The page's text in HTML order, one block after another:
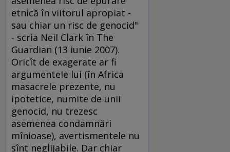
etnică în viitorul apropiat -
sau chiar un risc de genocid"
- scria Neil Clark în The
Guardian (13 iunie 2007).
Oricît de exagerate ar fi
argumentele lui (în Africa
masacrele prezente, nu
ipotetice, numite de unii
genocid, nu trezesc
asemenea condamnări
mînioase), avertismentele nu
sînt neglijabile. Dar chiar